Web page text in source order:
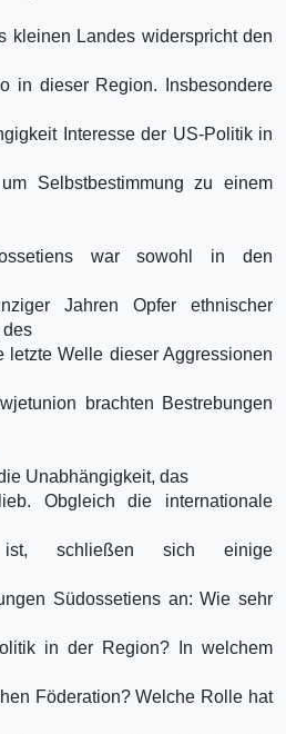
kleinen Landes widerspricht den
in dieser Region. Insbesondere
Interesse der US-Politik in
Selbstbestimmung zu einem
war sowohl in den
Jahren Opfer ethnischer
des
letzte Welle dieser Aggressionen
brachten Bestrebungen
Unabhängigkeit, das
Obgleich die internationale
ist, schließen sich einige
Südossetiens an: Wie sehr
in der Region? In welchem
Föderation? Welche Rolle hat